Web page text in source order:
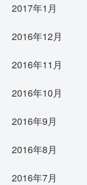
2017年1月
2016年12月
2016年11月
2016年10月
2016年9月
2016年8月
2016年7月